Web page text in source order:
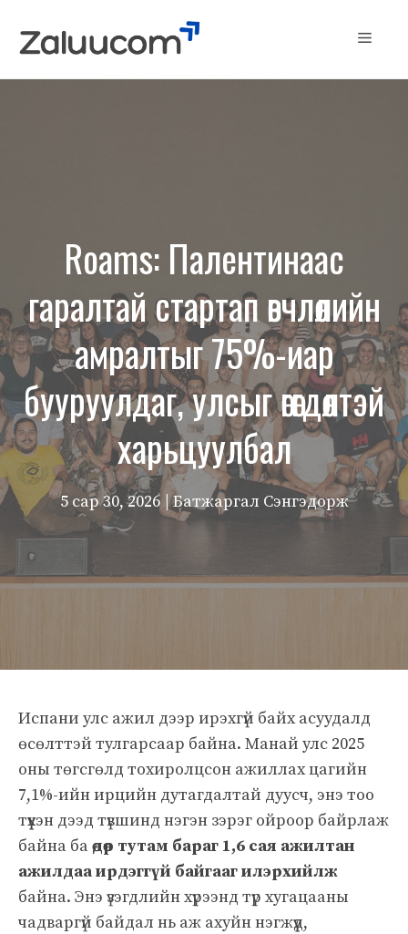
Menu
Roams: Палентинаас
гаралтай стартап өвчлөлийн
амралтыг 75%-иар
бууруулдаг, улсыг өгөгдөлтэй
харьцуулбал
5 сар 30, 2026 | Батжаргал Сэнгэдорж
Испани улс ажил дээр ирэхгүй байх асуудалд
өсөлттэй тулгарсаар байна. Манай улс 2025
оны төгсгөлд тохиролцсон ажиллах цагийн
7,1%-ийн ирцийн дутагдалтай дуусч, энэ тоо
түүхэн дээд түвшинд нэгэн зэрэг ойроор байрлаж
байна баөдөр тутам бараг 1,6 сая ажилтан
ажилдаа ирдэггүй байгааг илэрхийлж
байна. Энэ үзэгдлийн хүрээнд түр хугацааны
чадваргүй байдал нь аж ахуйн нэгжүүд,